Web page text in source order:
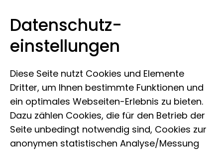
Zum Inhalt springen
Leibniz-Institut zur Analyse des
Biodiversitätswandels
Datenschutz­
einstellungen
Diese Seite nutzt Cookies und Elemente
Dritter, um Ihnen bestimmte Funktionen und
ein optimales Webseiten-Erlebnis zu bieten.
Dazu zählen Cookies, die für den Betrieb der
Seite unbedingt notwendig sind, Cookies zur
anonymen statistischen Analyse/Messung